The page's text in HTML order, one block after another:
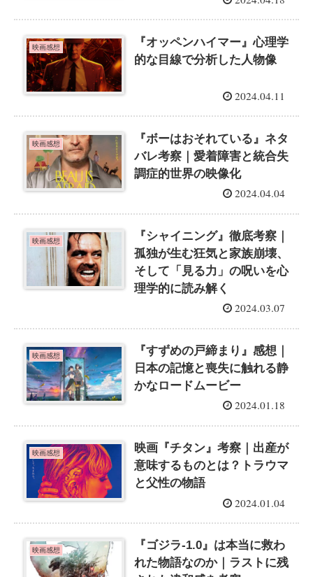
映画感想
『オッペンハイマー』心理学
的な目線で分析した人物像
2024.04.11
映画感想
『ボーはおそれている』ネタ
バレ考察｜愛着障害と統合失
調症的世界の映像化
2024.04.04
映画感想
『シャイニング』徹底考察｜
孤独が生む狂気と家族崩壊、
そして「見る力」の呪いを心
理学的に読み解く
2024.03.07
映画感想
『すずめの戸締まり』感想｜
日本の記憶と喪失に触れる静
かなロードムービー
2024.01.18
映画感想
映画『チタン』考察｜出産が
意味するものとは？トラウマ
と父性の物語
2024.01.04
映画感想
『ゴジラ-1.0』は本当に救わ
れた物語なのか｜ラストに残